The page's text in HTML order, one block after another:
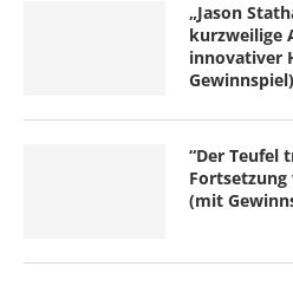
„Jason
kurzweilige
innovativer
Gewinnspiel)
“Der Teufel
(mit